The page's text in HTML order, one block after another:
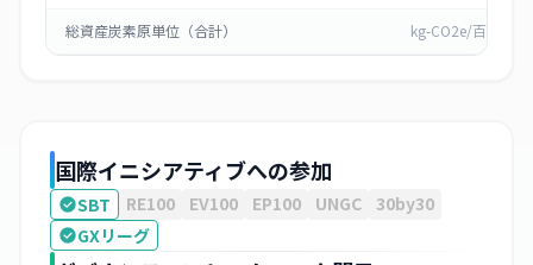
総資産炭素原単位（合計） kg-CO2e/百万円
国際イニシアティブへの参加
SBT RE100 EV100 EP100 UNGC 30by30
GXリーグ